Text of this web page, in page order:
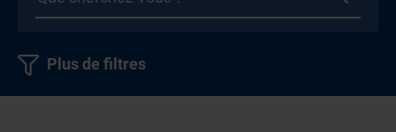
Plus de filtres